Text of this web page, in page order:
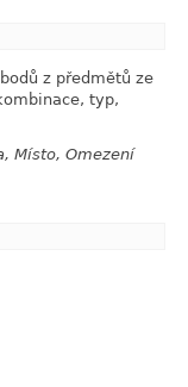
z předmětů ze
typ,
Místo, Omezení